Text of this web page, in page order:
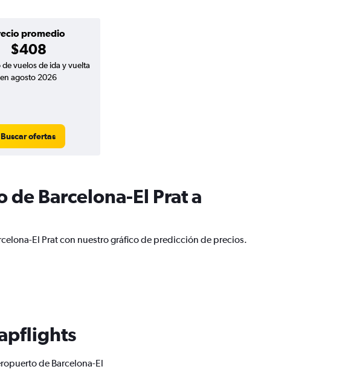
promedio
$408
de vuelos de ida y vuelta
en agosto 2026
Buscar ofertas
Barcelona-El Prat a
El Prat con nuestro gráfico de predicción de precios.
de Barcelona-El